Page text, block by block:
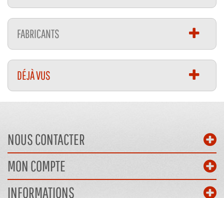
FABRICANTS
DÉJÀ VUS
NOUS CONTACTER
MON COMPTE
INFORMATIONS